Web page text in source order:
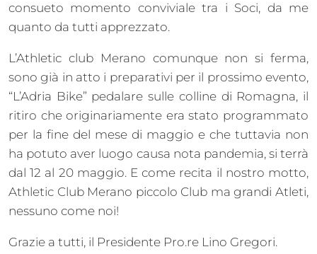
consueto momento conviviale tra i Soci, da me
quanto da tutti apprezzato.
L’Athletic club Merano comunque non si ferma,
sono già in atto i preparativi per il prossimo evento,
“L’Adria Bike” pedalare sulle colline di Romagna, il
ritiro che originariamente era stato programmato
per la fine del mese di maggio e che tuttavia non
ha potuto aver luogo causa nota pandemia, si terrà
dal 12 al 20 maggio. E come recita il nostro motto,
Athletic Club Merano piccolo Club ma grandi Atleti,
nessuno come noi!
Grazie a tutti, il Presidente Pro.re Lino Gregori.